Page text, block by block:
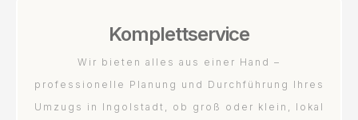
Komplettservice
Wir bieten alles aus einer Hand –
professionelle Planung und Durchführung Ihres
Umzugs in Ingolstadt, ob groß oder klein, lokal